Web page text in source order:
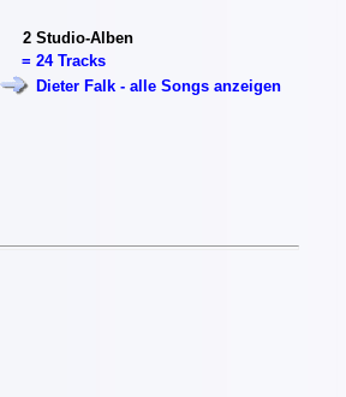
2 Studio-Alben
= 24 Tracks
Dieter Falk - alle Songs anzeigen